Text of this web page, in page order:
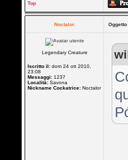
Top
Noctalor.
Legendary Creature
Iscritto il: dom 24 ott 2010,
23:08
Messaggi: 1237
Località: Savona
Nickname Cockatrice: Noctalor